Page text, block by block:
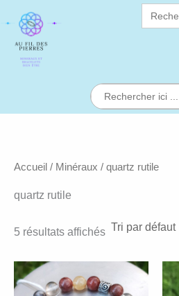
Search
for:
au
contenu
Search
for:
Accueil / Minéraux / quartz rutile
quartz rutile
5 résultats affichés